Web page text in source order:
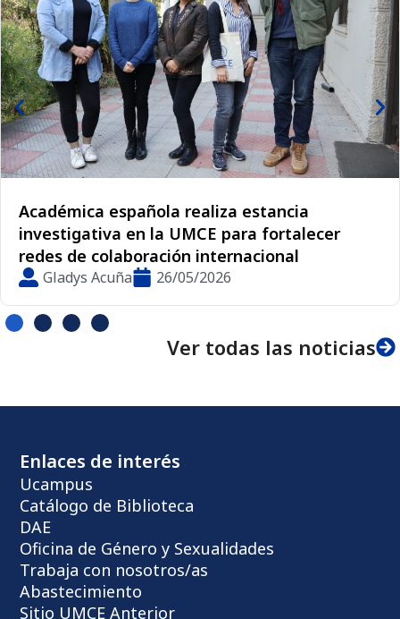
Egresadas UMCE impulsan espacio
para estudiantes neurodivergentes en
escuela de Peñalolén
Gladys Acuña 07/05/2026
Ver todas las noticias
Enlaces de interés
Ucampus
Catálogo de Biblioteca
DAE
Oficina de Género y Sexualidades
Trabaja con nosotros/as
Abastecimiento
Sitio UMCE Anterior